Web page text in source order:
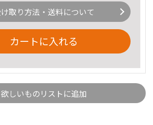
取り方法・送料について
カートに入れる
欲しいものリストに追加